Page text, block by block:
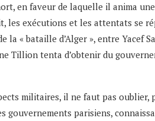
en faveur de laquelle il anima
les exécutions et les attentats se
la « bataille d’Alger », entre
Tillion tenta d’obtenir du
militaires, il ne faut pas
gouvernements parisiens,